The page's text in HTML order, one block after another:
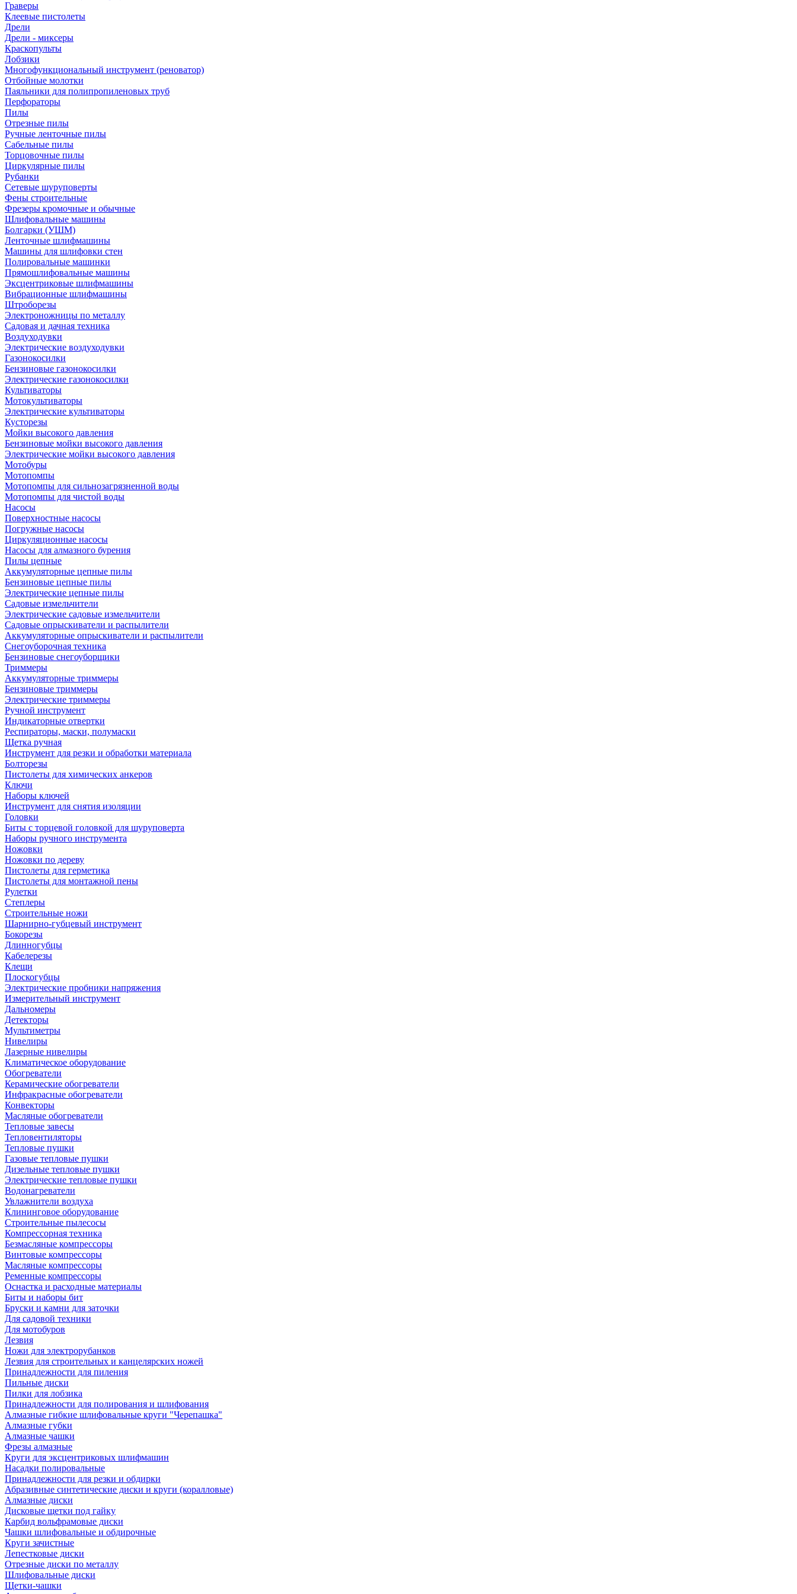
Граверы
Клеевые пистолеты
Дрели
Дрели - миксеры
Краскопульты
Лобзики
Многофункциональный инструмент (реноватор)
Отбойные молотки
Паяльники для полипропиленовых труб
Перфораторы
Пилы
Отрезные пилы
Ручные ленточные пилы
Сабельные пилы
Торцовочные пилы
Циркулярные пилы
Рубанки
Сетевые шуруповерты
Фены строительные
Фрезеры кромочные и обычные
Шлифовальные машины
Болгарки (УШМ)
Ленточные шлифмашины
Машины для шлифовки стен
Полировальные машинки
Прямошлифовальные машины
Эксцентриковые шлифмашины
Вибрационные шлифмашины
Штроборезы
Электроножницы по металлу
Садовая и дачная техника
Воздуходувки
Электрические воздуходувки
Газонокосилки
Бензиновые газонокосилки
Электрические газонокосилки
Культиваторы
Мотокультиваторы
Электрические культиваторы
Кусторезы
Мойки высокого давления
Бензиновые мойки высокого давления
Электрические мойки высокого давления
Мотобуры
Мотопомпы
Мотопомпы для сильнозагрязненной воды
Мотопомпы для чистой воды
Насосы
Поверхностные насосы
Погружные насосы
Циркуляционные насосы
Насосы для алмазного бурения
Пилы цепные
Аккумуляторные цепные пилы
Бензиновые цепные пилы
Электрические цепные пилы
Садовые измельчители
Электрические садовые измельчители
Садовые опрыскиватели и распылители
Аккумуляторные опрыскиватели и распылители
Снегоуборочная техника
Бензиновые снегоуборщики
Триммеры
Аккумуляторные триммеры
Бензиновые триммеры
Электрические триммеры
Ручной инструмент
Индикаторные отвертки
Респираторы, маски, полумаски
Щетка ручная
Инструмент для резки и обработки материала
Болторезы
Пистолеты для химических анкеров
Ключи
Наборы ключей
Инструмент для снятия изоляции
Головки
Биты с торцевой головкой для шуруповерта
Наборы ручного инструмента
Ножовки
Ножовки по дереву
Пистолеты для герметика
Пистолеты для монтажной пены
Рулетки
Степлеры
Строительные ножи
Шарнирно-губцевый инструмент
Бокорезы
Длинногубцы
Кабелерезы
Клещи
Плоскогубцы
Электрические пробники напряжения
Измерительный инструмент
Дальномеры
Детекторы
Мультиметры
Нивелиры
Лазерные нивелиры
Климатическое оборудование
Обогреватели
Керамические обогреватели
Инфракрасные обогреватели
Конвекторы
Масляные обогреватели
Тепловые завесы
Тепловентиляторы
Тепловые пушки
Газовые тепловые пушки
Дизельные тепловые пушки
Электрические тепловые пушки
Водонагреватели
Увлажнители воздуха
Клининговое оборудование
Строительные пылесосы
Компрессорная техника
Безмасляные компрессоры
Винтовые компрессоры
Масляные компрессоры
Ременные компрессоры
Оснастка и расходные материалы
Биты и наборы бит
Бруски и камни для заточки
Для садовой техники
Для мотобуров
Лезвия
Ножи для электрорубанков
Лезвия для строительных и канцелярских ножей
Принадлежности для пиления
Пильные диски
Пилки для лобзика
Принадлежности для полирования и шлифования
Алмазные гибкие шлифовальные круги "Черепашка"
Алмазные губки
Алмазные чашки
Фрезы алмазные
Круги для эксцентриковых шлифмашин
Насадки полировальные
Принадлежности для резки и обдирки
Абразивные синтетические диски и круги (коралловые)
Алмазные диски
Дисковые щетки под гайку
Карбид вольфрамовые диски
Чашки шлифовальные и обдирочные
Круги зачистные
Лепестковые диски
Отрезные диски по металлу
Шлифовальные диски
Щетки-чашки